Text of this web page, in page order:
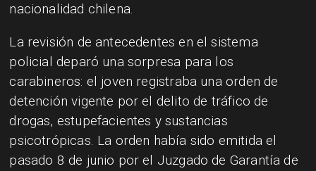
nacionalidad chilena.
La revisión de antecedentes en el sistema
policial deparó una sorpresa para los
carabineros: el joven registraba una orden de
detención vigente por el delito de tráfico de
drogas, estupefacientes y sustancias
psicotrópicas. La orden había sido emitida el
pasado 8 de junio por el Juzgado de Garantía de